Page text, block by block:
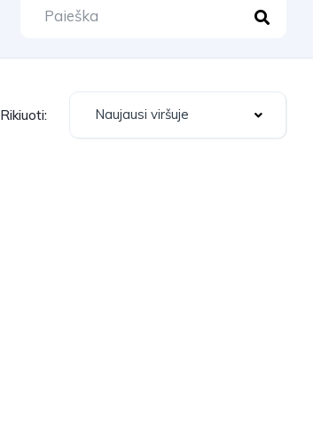
Rikiuoti: Naujausi viršuje